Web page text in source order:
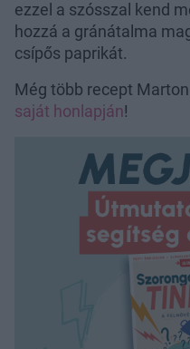
ezzel a szósszal kend
hozzá a gránátalma
csípős paprikát.
Még több recept
saját honlapján!